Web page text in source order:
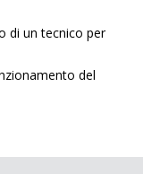
di un tecnico per
del